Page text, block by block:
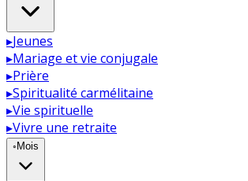
▸Jeunes
▸Mariage et vie conjugale
▸Prière
▸Spiritualité carmélitaine
▸Vie spirituelle
▸Vivre une retraite
◦ Mois